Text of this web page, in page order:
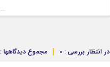
مجموع دیدگاهها : 0 در انتظار بررسی : 0